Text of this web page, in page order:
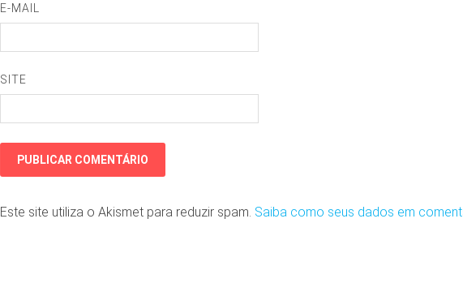
E-MAIL
SITE
Este site utiliza o Akismet para reduzir spam. Saiba como seus dados em